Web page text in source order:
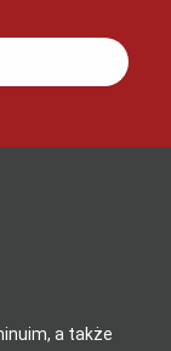
a także